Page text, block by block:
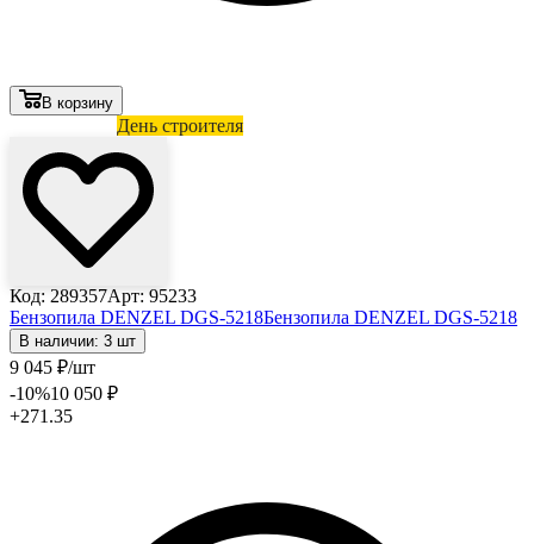
В корзину
День строителя
Код: 289357Арт: 95233
Бензопила DENZEL DGS-5218Бензопила DENZEL DGS-5218
В наличии: 3 шт
9 045 ₽/шт
-10%10 050 ₽
+271.35